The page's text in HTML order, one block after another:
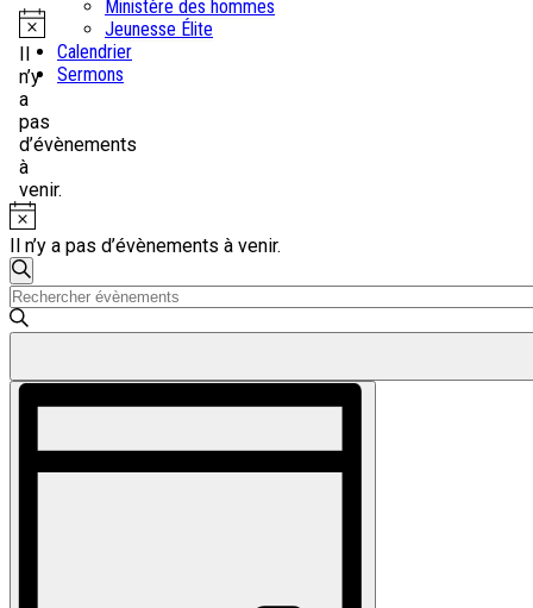
Ministère des hommes
Jeunesse Élite
Calendrier
Sermons
Évènements
for
6
août
2026
Notice
Il
n’y
a
pas
d’évènements
à
venir.
Notice
Il n’y a pas d’évènements à venir.
Recherche
et
navigation
de
vues
Recherche
Saisir
mot-
clé.
Évènements
Navigation
vues
Évènement